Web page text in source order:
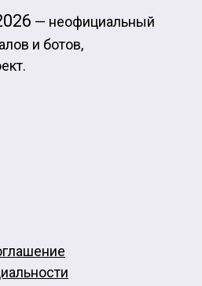
— неофициальный
и ботов,